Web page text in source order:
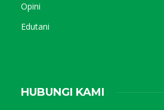
Opini
Edutani
HUBUNGI KAMI